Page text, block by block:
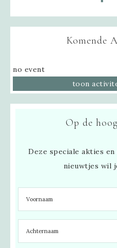
Komende
no event
toon
Op de
Deze speciale akties
nieuwtjes wil